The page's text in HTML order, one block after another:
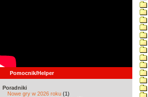
Pomocnik/Helper
Poradniki
Nowe gry w 2026 roku (1)